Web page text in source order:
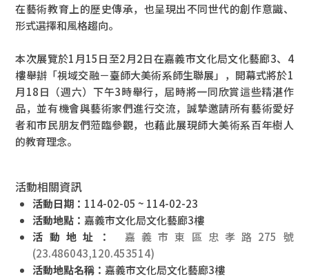
在藝術教育上的歷史傳承，也呈現出不同世代的創作意識、
形式選擇和風格趨向。
本次展覽於1月15日至2月2日在嘉義市文化局文化藝廊3、4
樓舉辦「視域交融－臺師大美術系師生聯展」，開幕式將於1
月18日（週六）下午3時舉行，屆時將一同欣賞這些精湛作
品，並有機會與藝術家們進行交流，誠摯邀請所有藝術愛好
者和市民朋友們蒞臨參觀，也藉此展現師大美術系百年樹人
的教育理念。
活動相關資訊
活動日期： 114-02-05 ~ 114-02-23
活動地點： 嘉義市文化局文化藝廊3樓
活動地址：
嘉義市東區忠孝路275號
(23.486043,120.453514)
活動地點名稱： 嘉義市文化局文化藝廊3樓